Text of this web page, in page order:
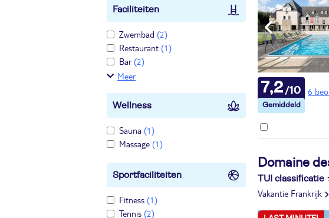
Faciliteiten
Zwembad (2)
Restaurant (1)
Bar(2)
Meer
Wellness
Sauna (1)
Massage (1)
Sportfaciliteiten
Fitness (1)
Tennis (2)
6
7,2
Domaine
TUI classificatie
Vakantie Frankrijk